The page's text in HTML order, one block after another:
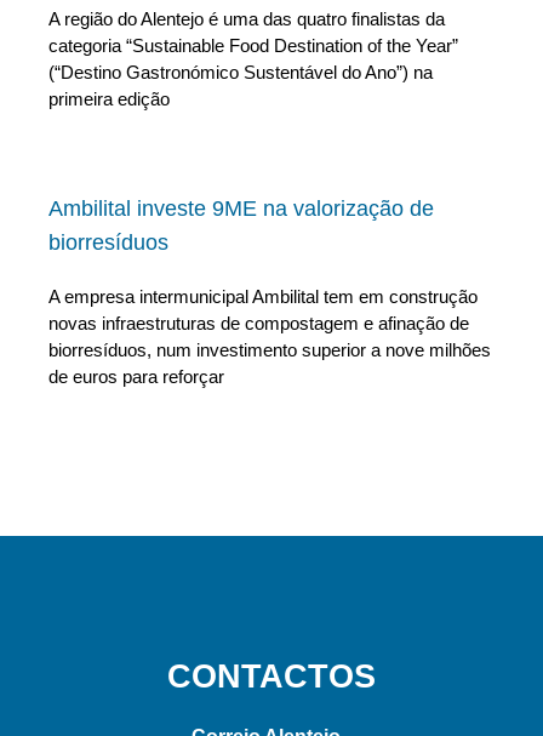
A região do Alentejo é uma das quatro finalistas da
categoria “Sustainable Food Destination of the Year”
(“Destino Gastronómico Sustentável do Ano”) na
primeira edição
Ambilital investe 9ME na valorização de
biorresíduos
A empresa intermunicipal Ambilital tem em construção
novas infraestruturas de compostagem e afinação de
biorresíduos, num investimento superior a nove milhões
de euros para reforçar
CONTACTOS